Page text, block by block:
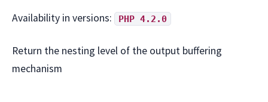
Availability in versions: PHP 4.2.0
Return the nesting level of the output buffering
mechanism